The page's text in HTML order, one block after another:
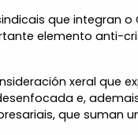
que integran
elemento anti-
xeral que
e,
que suman